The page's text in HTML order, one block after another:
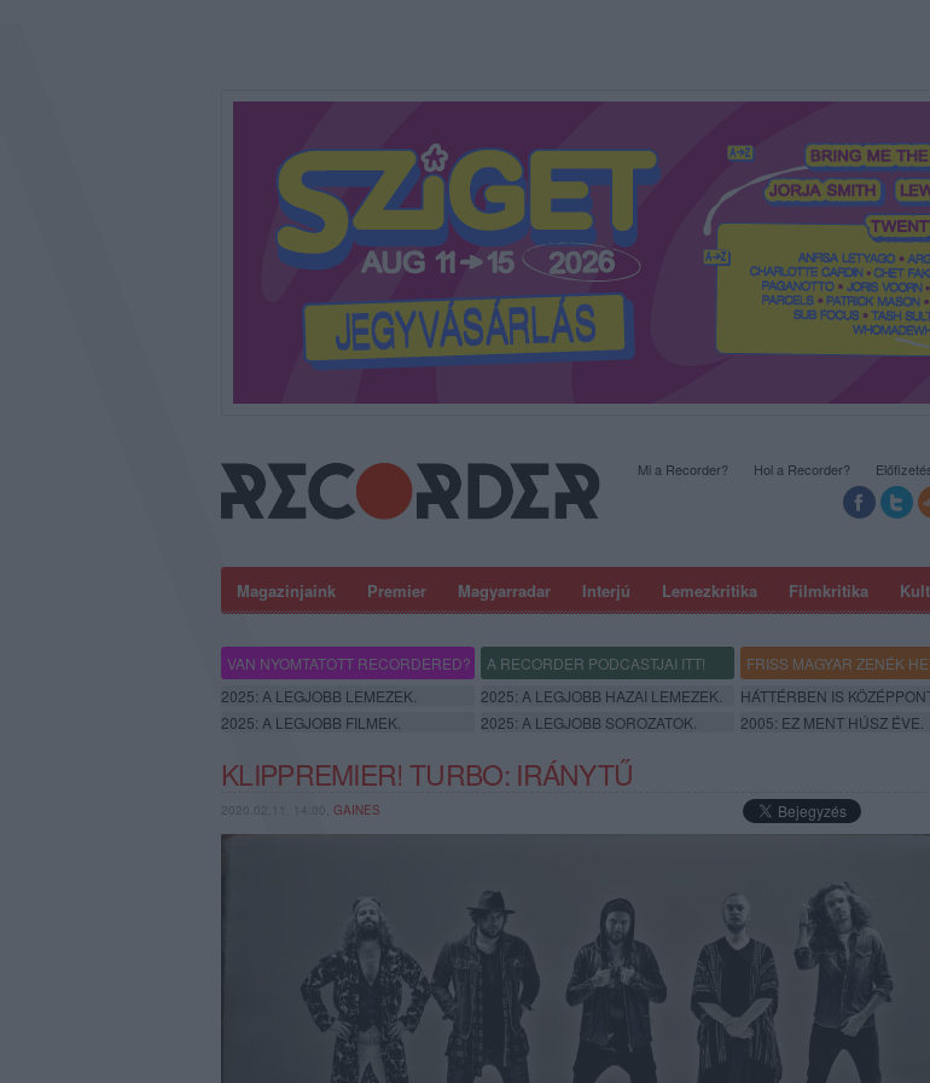
Magazinjaink Premier Magyarradar Interjú Lemezkritika Filmkritika
Mi a Recorder? Hol a Recorder?
VAN NYOMTATOTT RECORDERED? A RECORDER PODCASTJAI ITT!
FRISS MAGYAR ZENÉK
2025: A LEGJOBB LEMEZEK.
2025: A LEGJOBB HAZAI LEMEZEK.
HÁTTÉRBEN IS
2025: A LEGJOBB FILMEK.
2025: A LEGJOBB SOROZATOK. 2005: EZ MENT HÚSZ ÉVE.
KLIPPREMIER! TURBO: IRÁNYTŰ
2020.02.11. 14:00, GAINES